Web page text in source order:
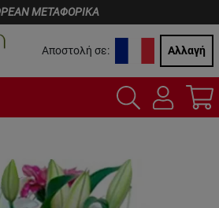
ΜΕΤΑΦΟΡΙΚΑ
Αποστολή σε: Αλλαγή